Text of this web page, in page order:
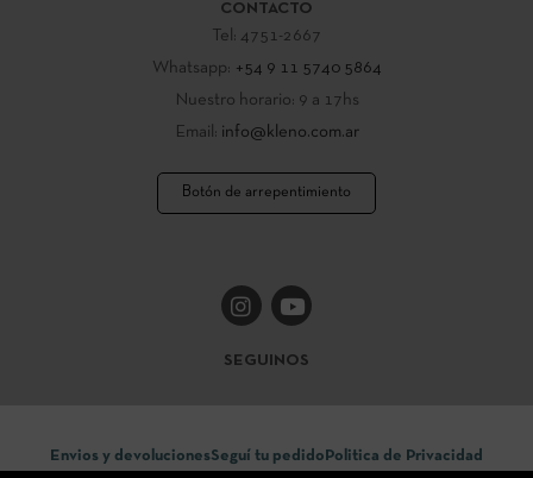
CONTACTO
Tel: 4751-2667
Whatsapp: +54 9 11 5740 5864
Nuestro horario: 9 a 17hs
Email: info@kleno.com.ar
Botón de arrepentimiento
SEGUINOS
Envios y devolucionesSeguí tu pedido Politica de Privacidad